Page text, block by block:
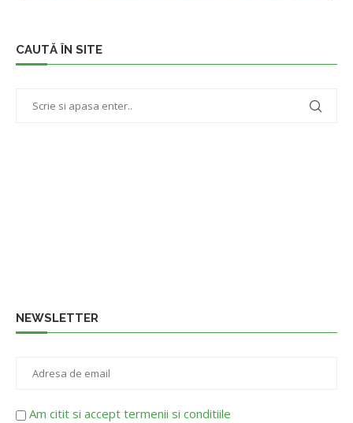
CAUTĂ ÎN SITE
NEWSLETTER
Am citit si accept termenii si conditiile